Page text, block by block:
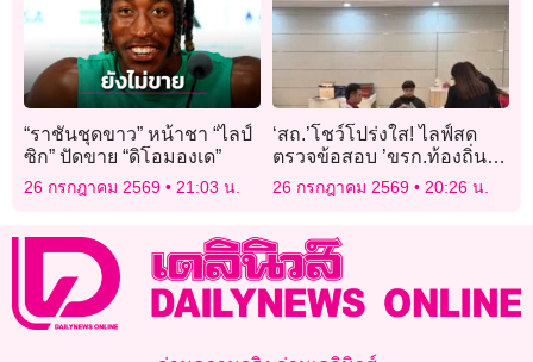
“ราชันชุดขาว” หน้าชา “ไลป์
ซิก” ปัดขาย “ดิโอมองเด”
26 กรกฎาคม 2569 21:03 น.
‘สถ.’โชว์โปร่งใส! ไลฟ์สด
ตรวจข้อสอบ ’ขรก.ท้องถิ่น
สายงานผู้บริหาร อปท.‘ สร้าง
ความมั่นใจ ปชช.-ผู้เข้าสอบ
26 กรกฎาคม 2569 20:26 น.